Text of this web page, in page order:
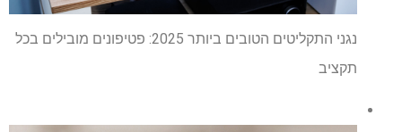
נגני התקליטים הטובים ביותר 2025: פטיפונים מובילים בכל
תקציב